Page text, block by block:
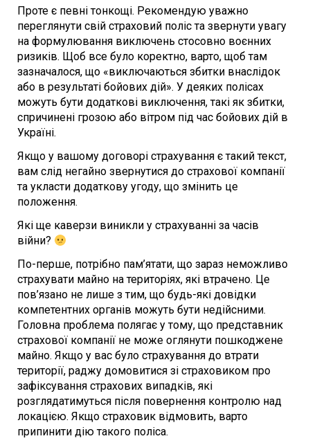
Проте є певні тонкощі. Рекомендую уважно
переглянути свій страховий поліс та звернути увагу
на формулювання виключень стосовно воєнних
ризиків. Щоб все було коректно, варто, щоб там
зазначалося, що «виключаються збитки внаслідок
або в результаті бойових дій». У деяких полісах
можуть бути додаткові виключення, такі як збитки,
спричинені грозою або вітром під час бойових дій в
Україні.
Якщо у вашому договорі страхування є такий текст,
вам слід негайно звернутися до страхової компанії
та укласти додаткову угоду, що змінить це
положення.
Які ще каверзи виникли у страхуванні за часів
війни?
По-перше, потрібно пам’ятати, що зараз неможливо
страхувати майно на територіях, які втрачено. Це
пов’язано не лише з тим, що будь-які довідки
компетентних органів можуть бути недійсними.
Головна проблема полягає у тому, що представник
страхової компанії не може оглянути пошкоджене
майно. Якщо у вас було страхування до втрати
території, раджу домовитися зі страховиком про
зафіксування страхових випадків, які
розглядатимуться після повернення контролю над
локацією. Якщо страховик відмовить, варто
припинити дію такого поліса.